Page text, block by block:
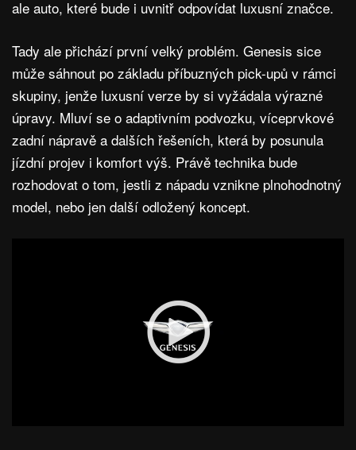
ale auto, které bude i uvnitř odpovídat luxusní značce.
Tady ale přichází první velký problém. Genesis sice
může sáhnout po základu příbuzných pick-upů v rámci
skupiny, jenže luxusní verze by si vyžádala výrazné
úpravy. Mluví se o adaptivním podvozku, víceprvkové
zadní nápravě a dalších řešeních, která by posunula
jízdní projev i komfort výš. Právě technika bude
rozhodovat o tom, jestli z nápadu vznikne plnohodnotný
model, nebo jen další odložený koncept.